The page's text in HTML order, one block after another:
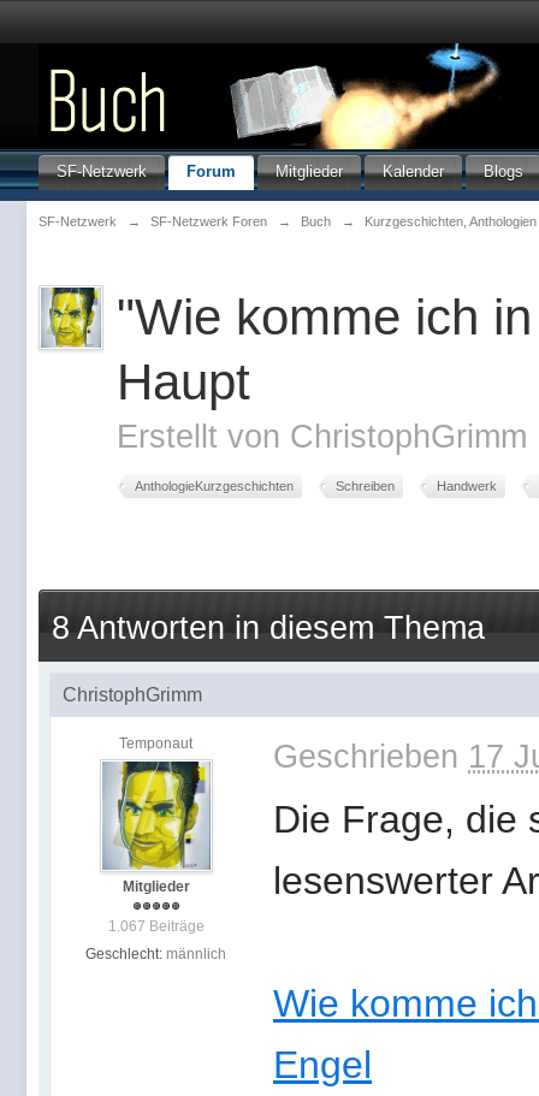
SF-Netzwerk Forum Mitglieder Kalender Blogs
SF-Netzwerk → SF-Netzwerk Foren → Buch → Kurzgeschichten,
"Wie komme ich
Haupt
Erstellt von ChristophGrimm
AnthologieKurzgeschichten Schreiben Handwerk
8 Antworten in diesem Thema
ChristophGrimm
Temponaut
Mitglieder
1.067 Beiträge
Geschlecht: männlich
Geschrieben 17
Die Frage, die
lesenswerter
Wie komme
Engel